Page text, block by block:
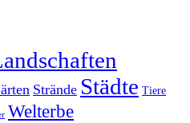
Strände Städte Tiere
Welterbe